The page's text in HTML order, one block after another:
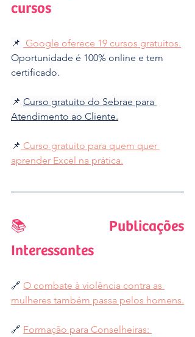
cursos
📌 Google oferece 19 cursos gratuitos.
Oportunidade é 100% online e tem
certificado.
📌 Curso gratuito do Sebrae para
Atendimento ao Cliente.
📌 Curso gratuito para quem quer
aprender Excel na prática.
📚 Publicações
Interessantes
🔗 O combate à violência contra as
mulheres também passa pelos homens.
🔗 Formação para Conselheiras: